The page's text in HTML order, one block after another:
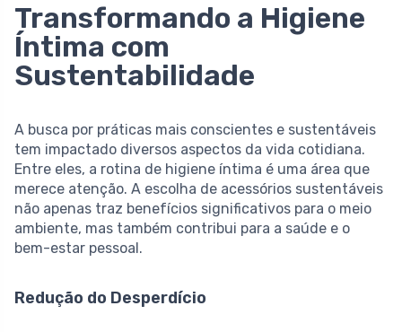
Transformando a Higiene
Íntima com
Sustentabilidade
A busca por práticas mais conscientes e sustentáveis
tem impactado diversos aspectos da vida cotidiana.
Entre eles, a rotina de higiene íntima é uma área que
merece atenção. A escolha de acessórios sustentáveis
não apenas traz benefícios significativos para o meio
ambiente, mas também contribui para a saúde e o
bem-estar pessoal.
Redução do Desperdício